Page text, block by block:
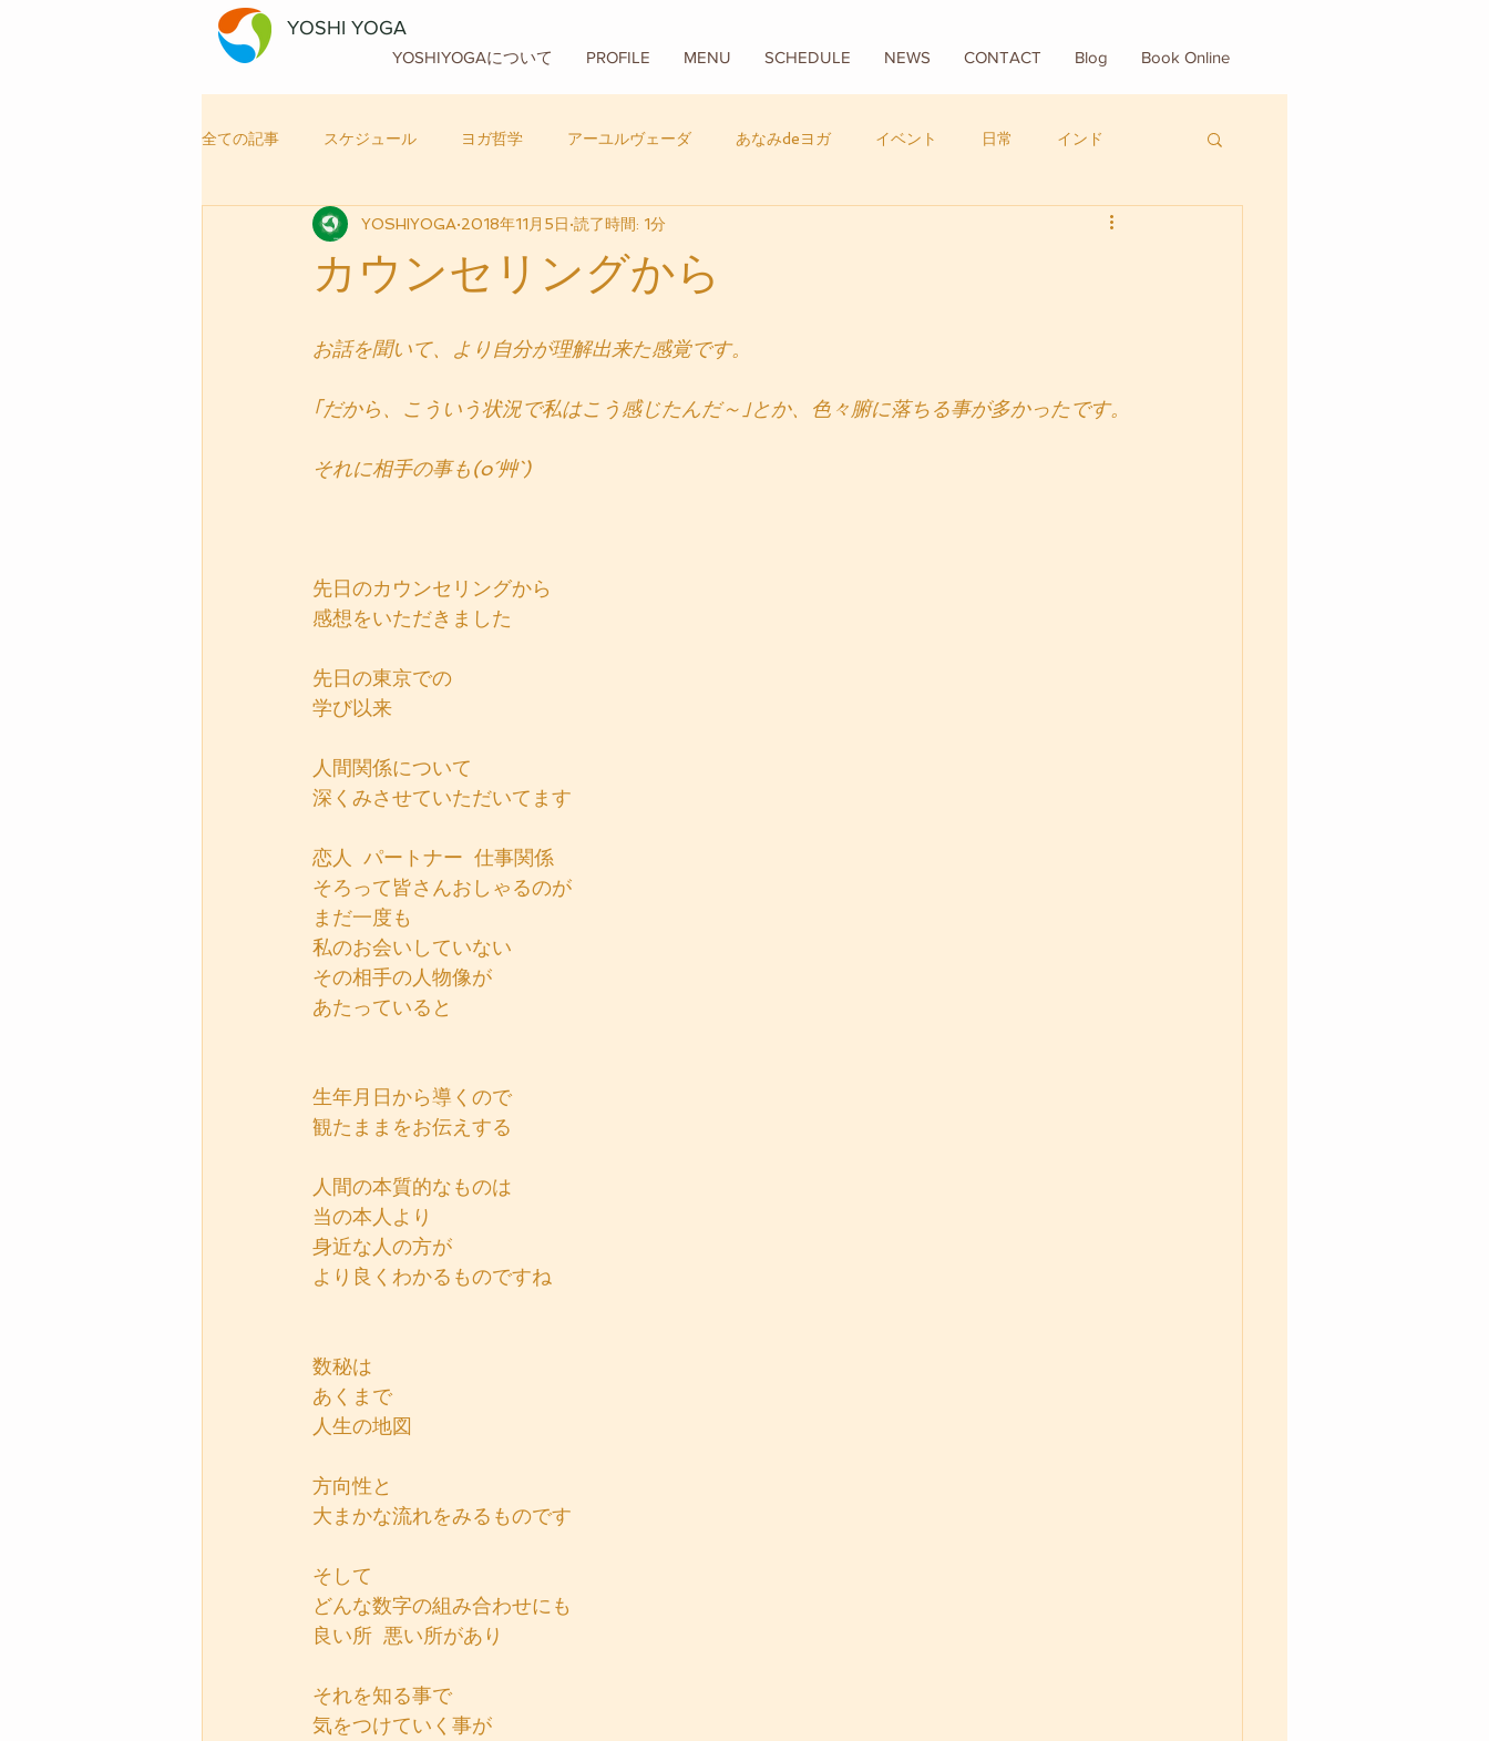
YOSHI YOGA
YOSHIYOGAについて PROFILE MENU SCHEDULE NEWS CONTACT Blog Book Online
全ての記事 スケジュール ヨガ哲学 アーユルヴェーダ あなみdeヨガ イベント 日常 インド
自律神経メンテナンス ヨガ フード バリ
カウンセリングから
YOSHIYOGA 2018年11月5日 読了時間: 1分
お話を聞いて、より自分が理解出来た感覚です。
｢だから、こういう状況で私はこう感じたんだ～｣とか、色々腑に落ちる事が多かったです。
それに相手の事も(o´艸`)
先日のカウンセリングから
感想をいただきました
先日の東京での
学び以来
人間関係について
深くみさせていただいてます
恋人  パートナー  仕事関係
そろって皆さんおしゃるのが
まだ一度も
私のお会いしていない
その相手の人物像が
あたっていると
生年月日から導くので
観たままをお伝えする
人間の本質的なものは
当の本人より
身近な人の方が
より良くわかるものですね
数秘は
あくまで
人生の地図
方向性と
大まかな流れをみるものです
そして
どんな数字の組み合わせにも
良い所  悪い所があり
それを知る事で
気をつけていく事が